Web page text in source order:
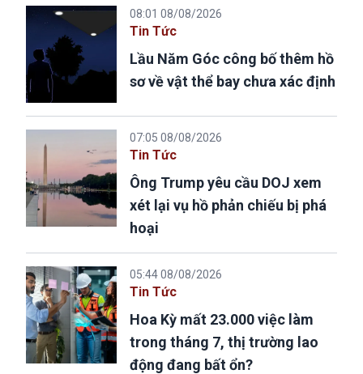
08:01 08/08/2026
Tin Tức
Lầu Năm Góc công bố thêm hồ
sơ về vật thể bay chưa xác định
07:05 08/08/2026
Tin Tức
Ông Trump yêu cầu DOJ xem
xét lại vụ hồ phản chiếu bị phá
hoại
05:44 08/08/2026
Tin Tức
Hoa Kỳ mất 23.000 việc làm
trong tháng 7, thị trường lao
động đang bất ổn?